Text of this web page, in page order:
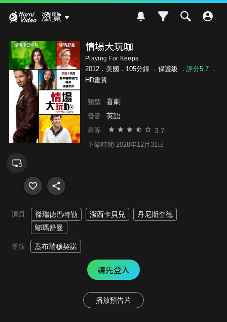
瀏覽
情場大玩咖
Playing For Keeps
2012．美國．105分鐘 ． 保護級 ． 評分5.7．
HD畫質
類型 喜劇
發音 英語
星等 3.7
下架時間 2028年12月31日
演員 傑瑞德巴特勒 潔西卡貝兒
丹尼斯奎德
鄔瑪舒曼
導演 蓋布瑞穆契諾
請先登入
播放預告片